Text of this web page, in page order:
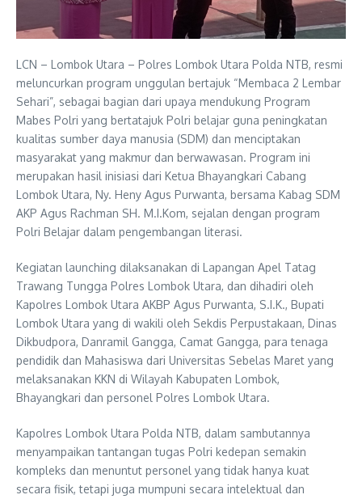
LCN – Lombok Utara – Polres Lombok Utara Polda NTB, resmi
meluncurkan program unggulan bertajuk “Membaca 2 Lembar
Sehari”, sebagai bagian dari upaya mendukung Program
Mabes Polri yang bertatajuk Polri belajar guna peningkatan
kualitas sumber daya manusia (SDM) dan menciptakan
masyarakat yang makmur dan berwawasan. Program ini
merupakan hasil inisiasi dari Ketua Bhayangkari Cabang
Lombok Utara, Ny. Heny Agus Purwanta, bersama Kabag SDM
AKP Agus Rachman SH. M.I.Kom, sejalan dengan program
Polri Belajar dalam pengembangan literasi.
Kegiatan launching dilaksanakan di Lapangan Apel Tatag
Trawang Tungga Polres Lombok Utara, dan dihadiri oleh
Kapolres Lombok Utara AKBP Agus Purwanta, S.I.K., Bupati
Lombok Utara yang di wakili oleh Sekdis Perpustakaan, Dinas
Dikbudpora, Danramil Gangga, Camat Gangga, para tenaga
pendidik dan Mahasiswa dari Universitas Sebelas Maret yang
melaksanakan KKN di Wilayah Kabupaten Lombok,
Bhayangkari dan personel Polres Lombok Utara.
Kapolres Lombok Utara Polda NTB, dalam sambutannya
menyampaikan tantangan tugas Polri kedepan semakin
kompleks dan menuntut personel yang tidak hanya kuat
secara fisik, tetapi juga mumpuni secara intelektual dan